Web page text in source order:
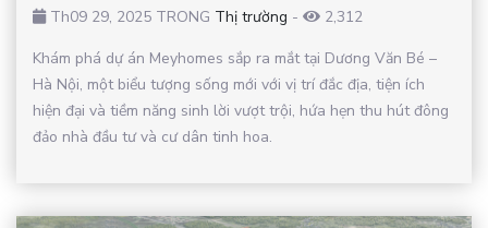
Th09 29, 2025 TRONG Thị trường -
2,312
Khám phá dự án Meyhomes sắp ra mắt tại Dương Văn Bé –
Hà Nội, một biểu tượng sống mới với vị trí đắc địa, tiện ích
hiện đại và tiềm năng sinh lời vượt trội, hứa hẹn thu hút đông
đảo nhà đầu tư và cư dân tinh hoa.